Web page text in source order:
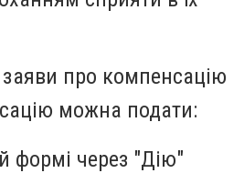
про компенсацію
можна подати:
формі через "Дію"